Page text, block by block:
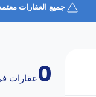
جميع العقارات
0عقارات